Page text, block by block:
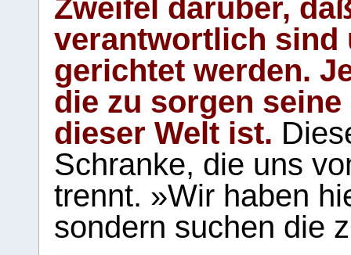
Zweifel darüber,
verantwortlich sind
gerichtet werden.
die zu sorgen
dieser Welt ist.
Schranke, die uns
trennt. »Wir haben
sondern suchen die